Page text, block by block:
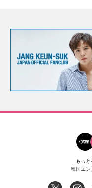
もっと
韓国エン